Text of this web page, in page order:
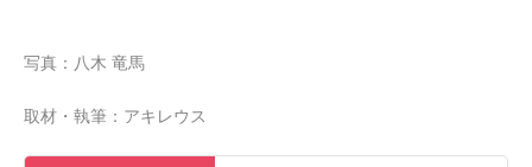
写真：八木 竜馬
取材・執筆：アキレウス